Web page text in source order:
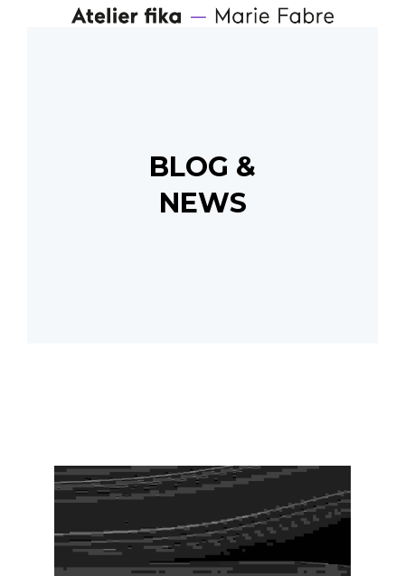
BLOG &
NEWS